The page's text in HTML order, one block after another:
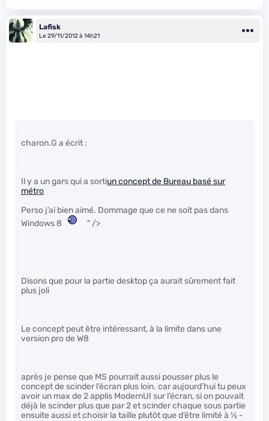
Lafisk
Le 29/11/2012 à 14h21
charon.G a écrit :
Il y a un gars qui a sortiun concept de Bureau basé sur
métro
Perso j’ai bien aimé. Dommage que ce ne soit pas dans
Windows 8
" />
Disons que pour la partie desktop ça aurait sûrement fait
plus joli
Le concept peut être intéressant, à la limite dans une
version pro de W8
après je pense que MS pourrait aussi pousser plus le
concept de scinder l’écran plus loin. car aujourd’hui tu peux
avoir un max de 2 applis ModernUI sur l’écran, si on pouvait
déjà le scinder plus que par 2 et scinder chaque sous partie
ensuite aussi et choisir la taille plutôt que d’être limité à 1⁄3 -